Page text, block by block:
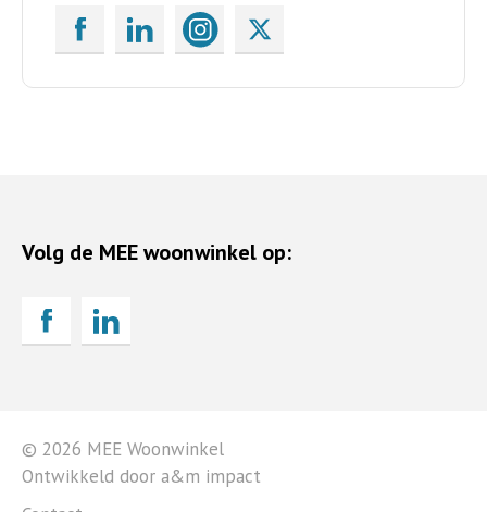
Volg de MEE woonwinkel op:
© 2026 MEE Woonwinkel
Ontwikkeld door a&m impact